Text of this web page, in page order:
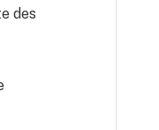
des